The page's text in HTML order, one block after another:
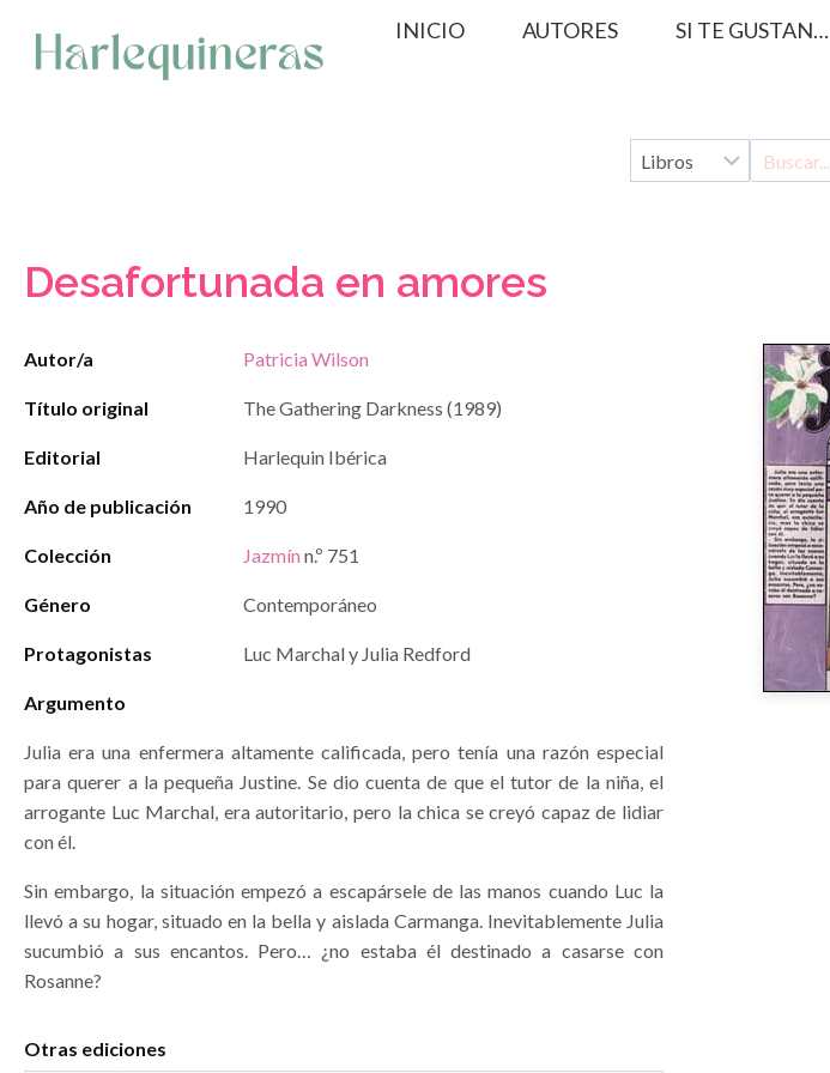
contenido
INICIO AUTORES SI TE GUSTAN…
Desafortunada en amores
Autor/a Patricia Wilson
Título original The Gathering Darkness (1989)
Editorial Harlequin Ibérica
Año de publicación 1990
Colección Jazmín n.º 751
Género Contemporáneo
Protagonistas Luc Marchal y Julia Redford
Argumento
Julia era una enfermera altamente calificada, pero tenía una razón especial
para querer a la pequeña Justine. Se dio cuenta de que el tutor de la niña, el
arrogante Luc Marchal, era autoritario, pero la chica se creyó capaz de lidiar
con él.
Sin embargo, la situación empezó a escapársele de las manos cuando Luc la
llevó a su hogar, situado en la bella y aislada Carmanga. Inevitablemente Julia
sucumbió a sus encantos. Pero… ¿no estaba él destinado a casarse con
Rosanne?
Otras ediciones